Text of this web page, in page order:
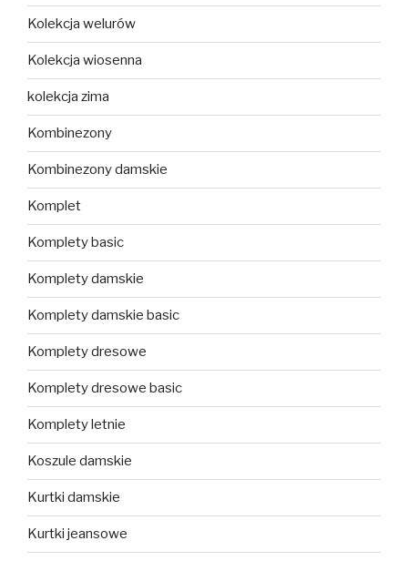
Kolekcja welurów
Kolekcja wiosenna
kolekcja zima
Kombinezony
Kombinezony damskie
Komplet
Komplety basic
Komplety damskie
Komplety damskie basic
Komplety dresowe
Komplety dresowe basic
Komplety letnie
Koszule damskie
Kurtki damskie
Kurtki jeansowe